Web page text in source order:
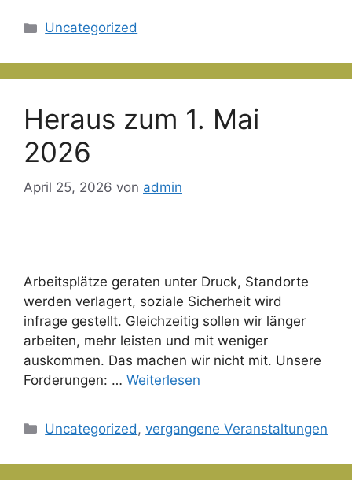
Kategorien
Uncategorized
Heraus zum 1. Mai
2026
April 25, 2026 von admin
Arbeitsplätze geraten unter Druck, Standorte
werden verlagert, soziale Sicherheit wird
infrage gestellt. Gleichzeitig sollen wir länger
arbeiten, mehr leisten und mit weniger
auskommen. Das machen wir nicht mit. Unsere
Forderungen: … Weiterlesen
Kategorien
Uncategorized ,vergangene Veranstaltungen